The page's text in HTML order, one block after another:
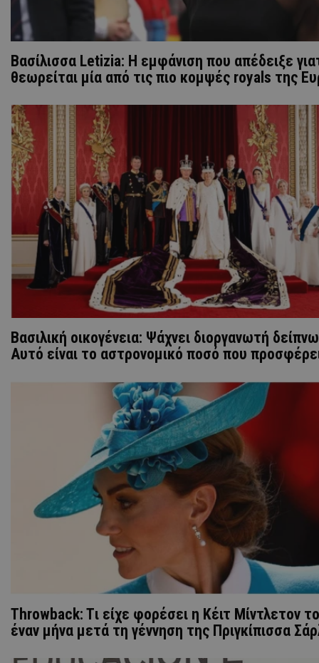
Βασίλισσα Letizia: H εμφάνιση που απέδειξε
θεωρείται μία από τις πιο κομψές royals της
Bασιλική οικογένεια: Ψάχνει διοργανωτή
Aυτό είναι το αστρονομικό ποσό που
Throwback: Tι είχε φορέσει η Κέιτ Μίντλετον
έναν μήνα μετά τη γέννηση της Πριγκίπισσα